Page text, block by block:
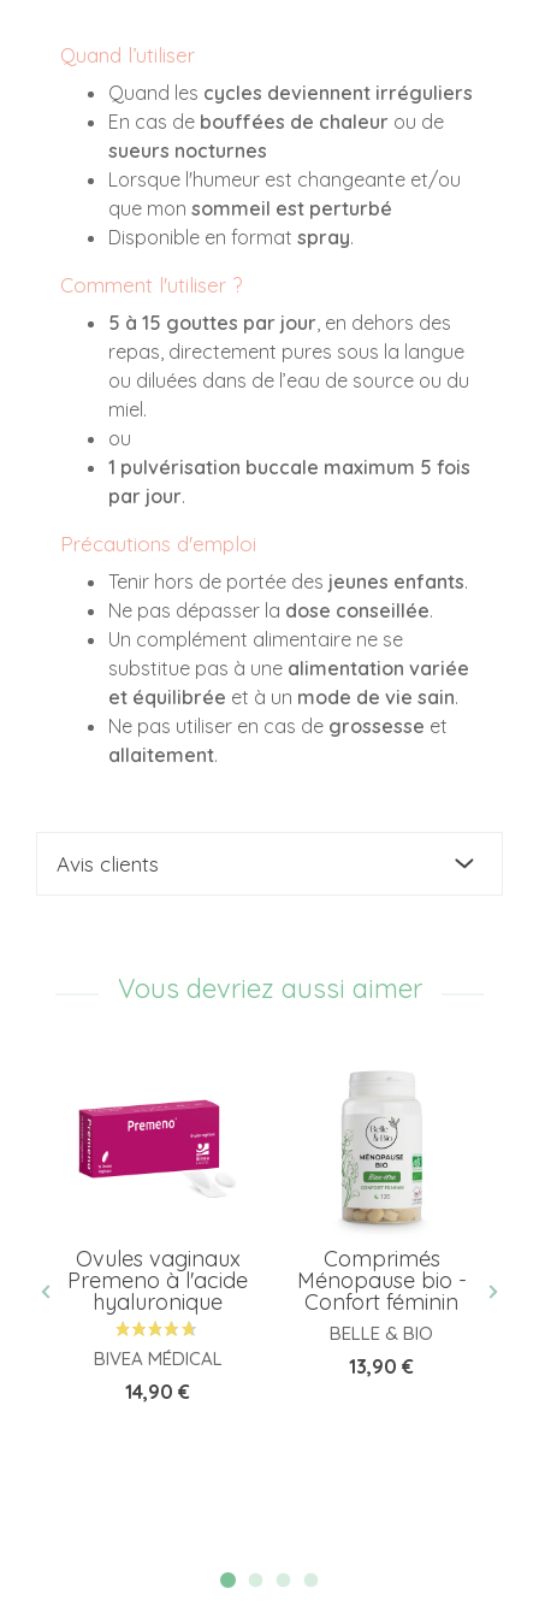
Quand l’utiliser
Quand les cycles deviennent irréguliers
En cas de bouffées de chaleur ou de
sueurs nocturnes
Lorsque l'humeur est changeante et/ou
que mon sommeil est perturbé
Disponible en format spray.
Comment l'utiliser ?
5 à 15 gouttes par jour , en dehors des
repas, directement pures sous la langue
ou diluées dans de l’eau de source ou du
miel.
ou
1 pulvérisation buccale maximum 5 fois
par jour.
Précautions d'emploi
Tenir hors de portée des jeunes enfants.
Ne pas dépasser la dose conseillée.
Un complément alimentaire ne se
substitue pas à une alimentation variée
et équilibrée et à un mode de vie sain.
Ne pas utiliser en cas de grossesse et
allaitement.
Avis clients
Vous devriez aussi aimer
Ovules vaginaux
Premeno à l'acide
hyaluronique
BIVEA MÉDICAL
Prix
14,90 €
Comprimés
Ménopause bio -
Confort féminin
BELLE & BIO
Prix
13,90 €